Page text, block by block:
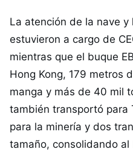
La atención de la nave
estuvieron a cargo de
mientras que el buque
Hong Kong, 179 metros
manga y más de 40 mil
también transportó para
para la minería y dos
tamaño, consolidando